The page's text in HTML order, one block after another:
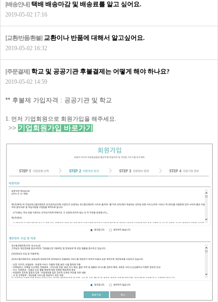
[배송안내] 택배 배송마감 및 배송료를 알고 싶어요.
2019-05-02 17:16
[교환/반품/환불] 교환이나 반품에 대해서 알고싶어요.
2019-05-02 16:32
[주문결제] 학교 및 공공기관 후불결제는 어떻게 해야 하나요?
2019-05-02 14:59
** 후불제 가입자격 : 공공기관 및 학교
1. 먼저 기업회원으로 회원가입을 해주세요.
>> 기업회원가입 바로가기